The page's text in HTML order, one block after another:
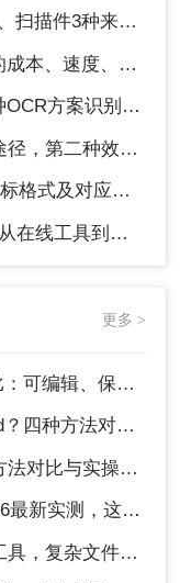
源分别怎么处理！
度、精度对比！
案识别率实测！
二种效率最高！
对应操作方法！
面软件全梳理！
更多 >
格式、避风险！
指南（附详细表格）!
南（附详细表格）
从免费到专业全搞定！
件再上专业软件！